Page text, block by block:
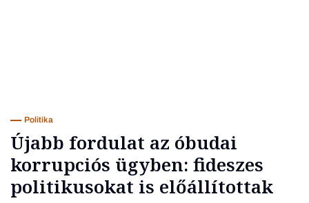
Politika
Újabb fordulat az óbudai
korrupciós ügyben: fideszes
politikusokat is előállítottak